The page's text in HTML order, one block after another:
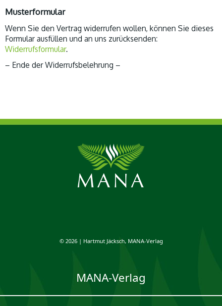
Musterformular
Wenn Sie den Vertrag widerrufen wollen, können Sie dieses
Formular ausfüllen und an uns zurücksenden:
Widerrufsformular.
– Ende der Widerrufsbelehrung –
© 2026 | Hartmut Jäcksch, MANA-Verlag
MANA-Verlag